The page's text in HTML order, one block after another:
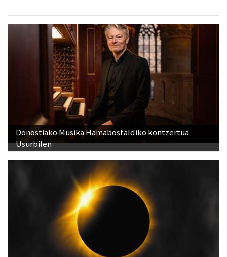
Donostiako Musika Hamabostaldiko kontzertua
Usurbilen